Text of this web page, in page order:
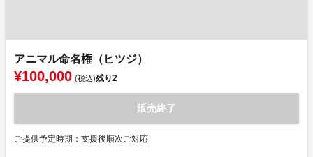
アニマル命名権（ヒツジ）
¥100,000 (税込)残り2
販売終了
ご提供予定時期：支援後順次ご対応